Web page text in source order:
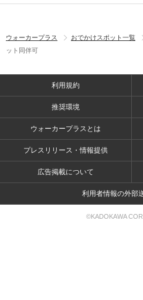
ウォーカープラス おでかけスポット一覧
ット同伴可
利用規約
推奨環境
ウォーカープラスとは
プレスリリース・情報提供
広告掲載について
利用者情報の外部
©KADOKAWA